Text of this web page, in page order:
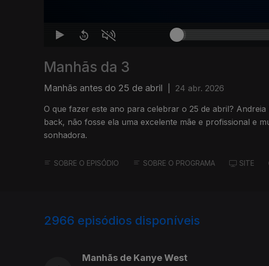
Manhãs da 3
Manhãs antes do 25 de abril 24 abr. 2026
O que fazer este ano para celebrar o 25 de abril?
back, não fosse ela uma excelente mãe e profissional e
sonhadora.
SOBRE O EPISÓDIO SOBRE O PROGRAMA SITE
2966 episódios disponíveis
Manhãs de Kanye West